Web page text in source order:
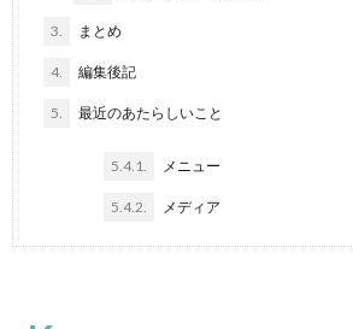
3. まとめ
4. 編集後記
5. 最近のあたらしいこと
5.4.1. メニュー
5.4.2. メディア